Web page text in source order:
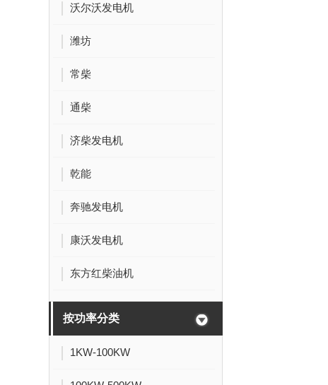
沃尔沃发电机
潍坊
常柴
通柴
济柴发电机
乾能
奔驰发电机
康沃发电机
东方红柴油机
按功率分类
1KW-100KW